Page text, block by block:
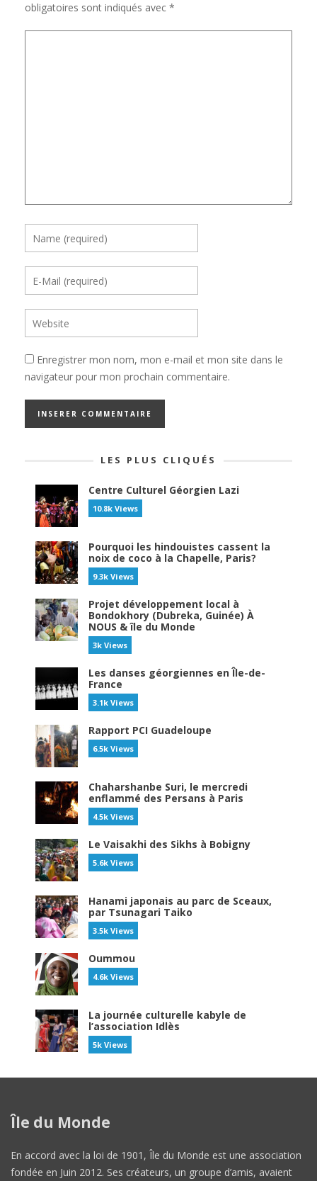
obligatoires sont indiqués avec *
Enregistrer mon nom, mon e-mail et mon site dans le
navigateur pour mon prochain commentaire.
LES PLUS CLIQUÉS
Centre Culturel Géorgien Lazi
10.8k Views
Pourquoi les hindouistes cassent la
noix de coco à la Chapelle, Paris?
9.3k Views
Projet développement local à
Bondokhory (Dubreka, Guinée) À
NOUS & île du Monde
3k Views
Les danses géorgiennes en Île-de-
France
3.1k Views
Rapport PCI Guadeloupe
6.5k Views
Chaharshanbe Suri, le mercredi
enflammé des Persans à Paris
4.5k Views
Le Vaisakhi des Sikhs à Bobigny
5.6k Views
Hanami japonais au parc de Sceaux,
par Tsunagari Taiko
3.5k Views
Oummou
4.6k Views
La journée culturelle kabyle de
l’association Idlès
5k Views
Île du Monde
En accord avec la loi de 1901, Île du Monde est une association
fondée en Juin 2012. Ses créateurs, un groupe d’amis, avaient